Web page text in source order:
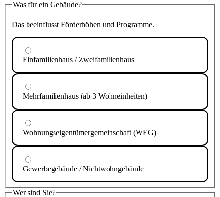
Was für ein Gebäude?
Das beeinflusst Förderhöhen und Programme.
Einfamilienhaus / Zweifamilienhaus
Mehrfamilienhaus (ab 3 Wohneinheiten)
Wohnungseigentümergemeinschaft (WEG)
Gewerbegebäude / Nichtwohngebäude
Wer sind Sie?